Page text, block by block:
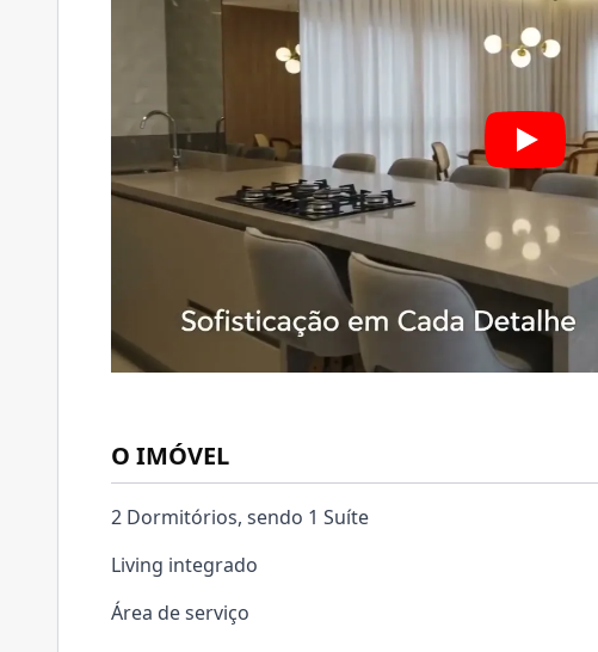
O IMÓVEL
2 Dormitórios, sendo 1 Suíte
Living integrado
Área de serviço